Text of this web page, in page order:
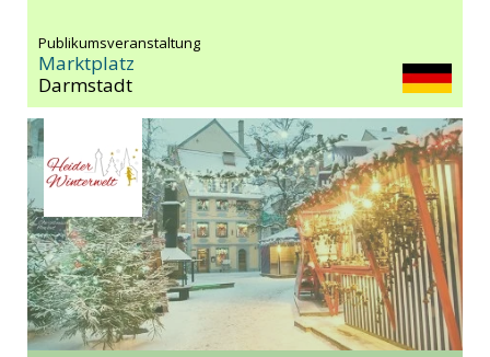
Publikumsveranstaltung
Marktplatz
Darmstadt